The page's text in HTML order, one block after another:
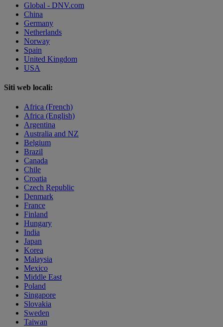
Global - DNV.com
China
Germany
Netherlands
Norway
Spain
United Kingdom
USA
Siti web locali:
Africa (French)
Africa (English)
Argentina
Australia and NZ
Belgium
Brazil
Canada
Chile
Croatia
Czech Republic
Denmark
France
Finland
Hungary
India
Japan
Korea
Malaysia
Mexico
Middle East
Poland
Singapore
Slovakia
Sweden
Taiwan